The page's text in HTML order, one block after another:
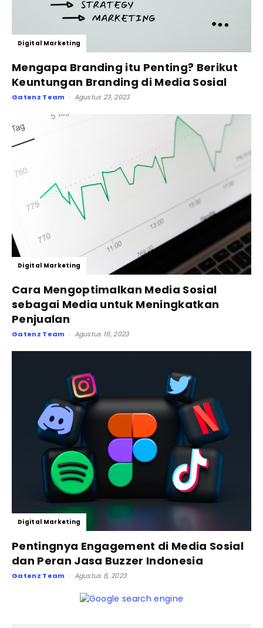
Digital Marketing
Mengapa Branding itu Penting? Berikut
Keuntungan Branding di Media Sosial
Gatenz Team - Agustus 23, 2023
Digital Marketing
Cara Mengoptimalkan Media Sosial
sebagai Media untuk Meningkatkan
Penjualan
Gatenz Team - Agustus 16, 2023
Digital Marketing
Pentingnya Engagement di Media Sosial
dan Peran Jasa Buzzer Indonesia
Gatenz Team - Agustus 8, 2023